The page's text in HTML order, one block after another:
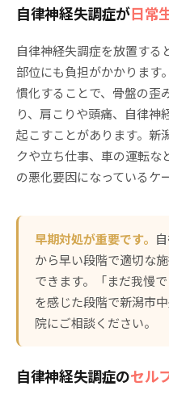
自律神経失調症が日常
自律神経失調症を放置する
部位にも負担がかかります
慣化することで、骨盤の歪
り、肩こりや頭痛、自律神
起こすことがあります。新
クや立ち仕事、車の運転な
の悪化要因になっているケ
早期対処が重要です。
から早い段階で適切な
できます。「まだ我慢
を感じた段階で新潟市
院にご相談ください。
自律神経失調症のセル